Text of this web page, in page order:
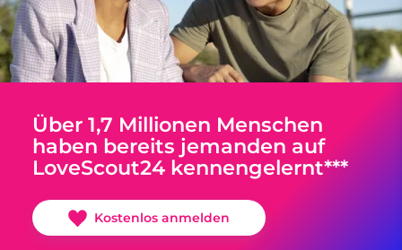
Über 1,7 Millionen Menschen
haben bereits jemanden auf
LoveScout24 kennengelernt***
Kostenlos anmelden